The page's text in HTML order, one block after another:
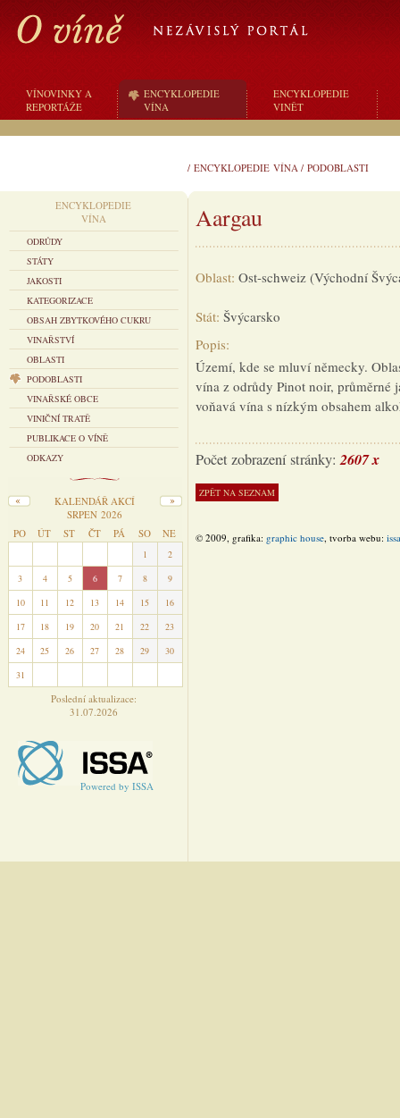
VÍNOVINKY A
REPORTÁŽE
ENCYKLOPEDIE
VÍNA
ENCYKLOPEDIE
VINĚT
/ ENCYKLOPEDIE VÍNA / PODOBLASTI
ENCYKLOPEDIE
VÍNA
ODRŮDY
STÁTY
JAKOSTI
KATEGORIZACE
OBSAH ZBYTKOVÉHO CUKRU
VINAŘSTVÍ
OBLASTI
PODOBLASTI
VINAŘSKÉ OBCE
VINIČNÍ TRATĚ
PUBLIKACE O VÍNĚ
ODKAZY
KALENDÁŘ AKCÍ
SRPEN 2026
PO
ÚT ST ČT PÁ SO NE
1
2
3
4 5 6 7 8
9
10
11 12 13 14 15
16
17
18 19 20 21 22
23
24
25 26 27 28 29
30
31
Poslední aktualizace:
31.07.2026
Powered by ISSA
Aargau
Oblast: Ost-schweiz (Východní
Stát: Švýcarsko
Popis:
Území, kde se mluví německy.
vína z odrůdy Pinot noir, průměrné
voňavá vína s nízkým obsahem
Počet zobrazení stránky:2607 x
© 2009, grafika: graphic house, tvorba webu: